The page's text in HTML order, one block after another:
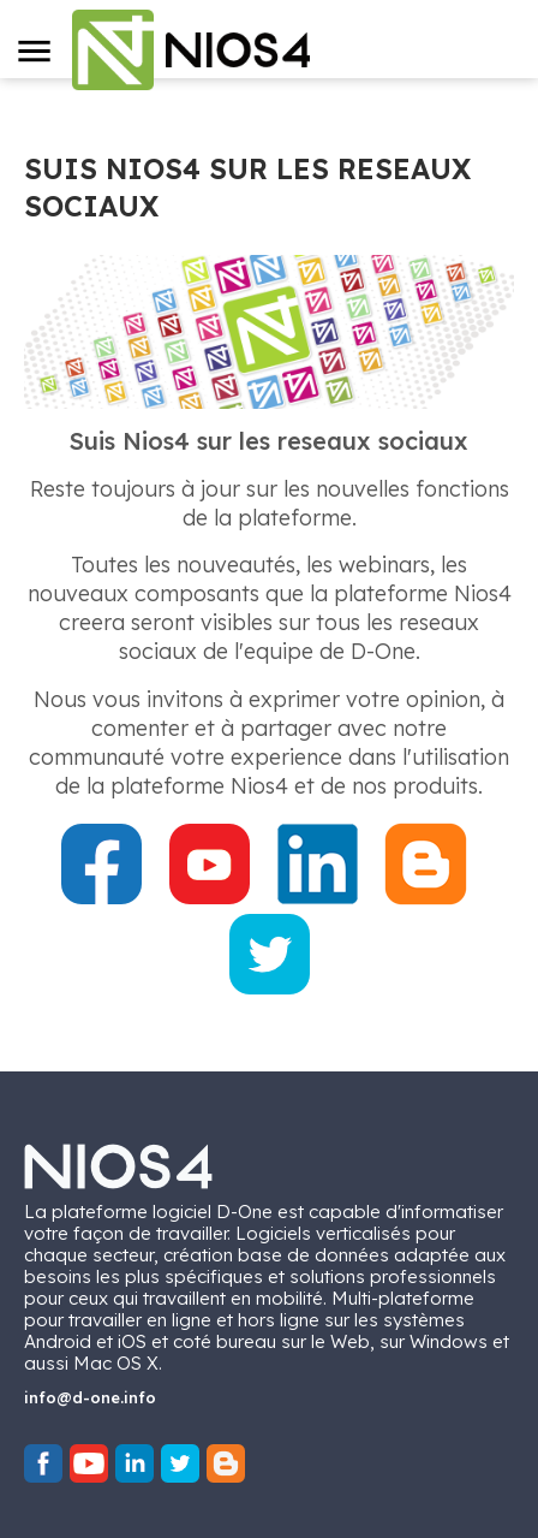
SUIS NIOS4 SUR LES RESEAUX
SOCIAUX
Suis Nios4 sur les reseaux sociaux
Reste toujours à jour sur les nouvelles fonctions
de la plateforme.
Toutes les nouveautés, les webinars, les
nouveaux composants que la plateforme Nios4
creera seront visibles sur tous les reseaux
sociaux de l'equipe de D-One.
Nous vous invitons à exprimer votre opinion, à
comenter et à partager avec notre
communauté votre experience dans l'utilisation
de la plateforme Nios4 et de nos produits.
La plateforme logiciel D-One est capable d'informatiser
votre façon de travailler. Logiciels verticalisés pour
chaque secteur, création base de données adaptée aux
besoins les plus spécifiques et solutions professionnels
pour ceux qui travaillent en mobilité. Multi-plateforme
pour travailler en ligne et hors ligne sur les systèmes
Android et iOS et coté bureau sur le Web, sur Windows et
aussi Mac OS X.
info@d-one.info